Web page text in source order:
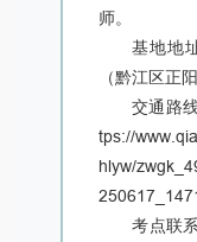
师。
基地地
（黔江区正
交通路
tps://
hlyw/
考点联